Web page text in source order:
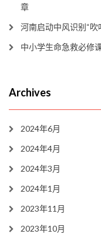
章
河南启动中风识别“吹
中小学生命急救必修
Archives
2024年6月
2024年4月
2024年3月
2024年1月
2023年11月
2023年10月